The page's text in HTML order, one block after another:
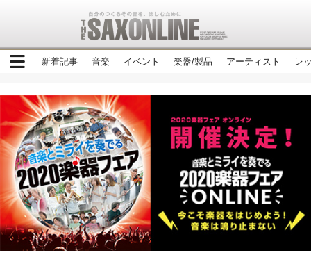
新着記事 音楽 イベント 楽器/製品 アーティスト レ